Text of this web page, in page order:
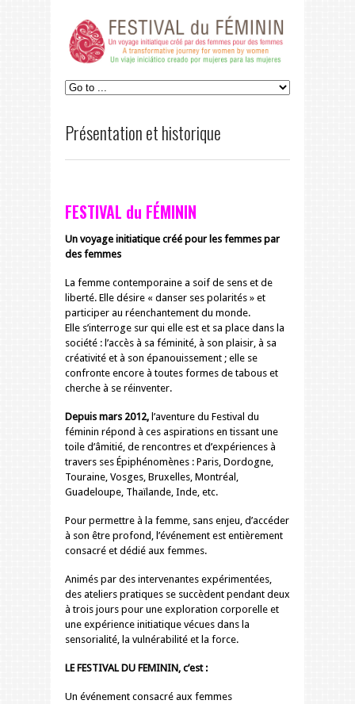
Présentation et historique
FESTIVAL du FÉMININ
Un voyage initiatique créé pour les femmes par
des femmes
La femme contemporaine a soif de sens et de
liberté. Elle désire « danser ses polarités » et
participer au réenchantement du monde.
Elle s’interroge sur qui elle est et sa place dans la
société : l’accès à sa féminité, à son plaisir, à sa
créativité et à son épanouissement ; elle se
confronte encore à toutes formes de tabous et
cherche à se réinventer.
Depuis mars 2012, l’aventure du Festival du
féminin répond à ces aspirations en tissant une
toile d’âmitié, de rencontres et d’expériences à
travers ses Épiphénomènes : Paris, Dordogne,
Touraine, Vosges, Bruxelles, Montréal,
Guadeloupe, Thaïlande, Inde, etc.
Pour permettre à la femme, sans enjeu, d’accéder
à son être profond, l’événement est entièrement
consacré et dédié aux femmes.
Animés par des intervenantes expérimentées,
des ateliers pratiques se succèdent pendant deux
à trois jours pour une exploration corporelle et
une expérience initiatique vécues dans la
sensorialité, la vulnérabilité et la force.
LE FESTIVAL DU FEMININ, c’est :
Un événement consacré aux femmes